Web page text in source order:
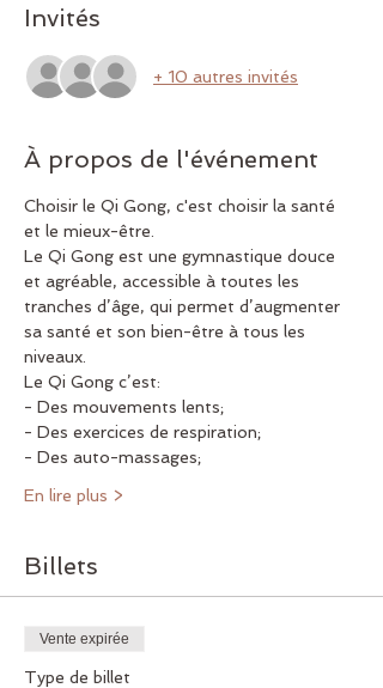
Invités
+ 10 autres invités
À propos de l'événement
Choisir le Qi Gong, c'est choisir la santé
et le mieux-être.
Le Qi Gong est une gymnastique douce
et agréable, accessible à toutes les
tranches d’âge, qui permet d’augmenter
sa santé et son bien-être à tous les
niveaux.
Le Qi Gong c’est:
- Des mouvements lents;
- Des exercices de respiration;
- Des auto-massages;
En lire plus >
Billets
Vente expirée
Type de billet